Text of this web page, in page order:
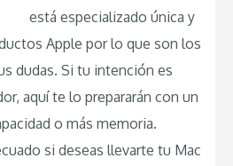
está especializado única y
Apple por lo que son los
dudas. Si tu intención es
aquí te lo prepararán con un
o más memoria.
si deseas llevarte tu Mac